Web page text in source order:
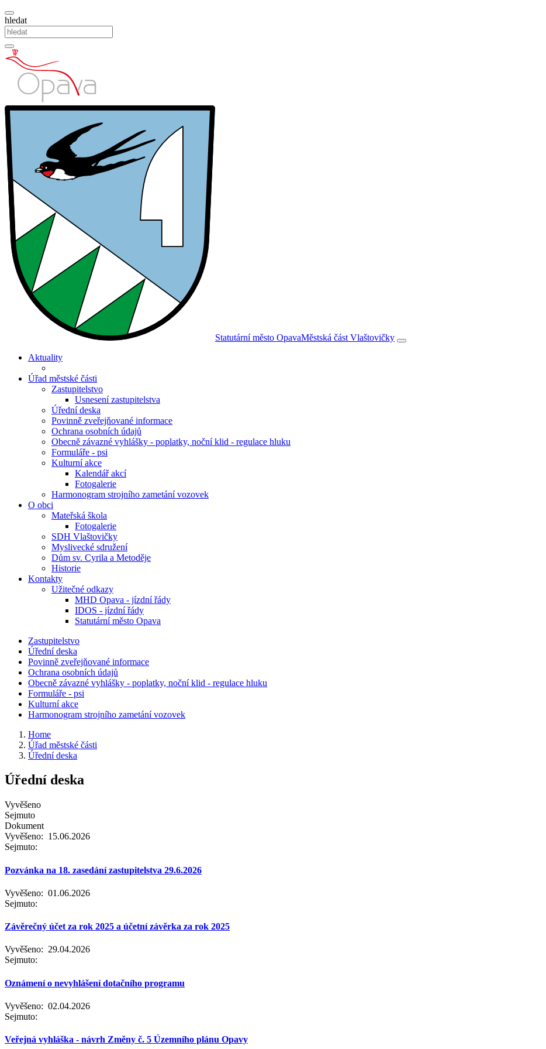
hledat
Statutární město OpavaMěstská část Vlaštovičky
Aktuality
Úřad městské části
Zastupitelstvo
Usnesení zastupitelstva
Úřední deska
Povinně zveřejňované informace
Ochrana osobních údajů
Obecně závazné vyhlášky - poplatky, noční klid - regulace hluku
Formuláře - psi
Kulturní akce
Kalendář akcí
Fotogalerie
Harmonogram strojního zametání vozovek
O obci
Mateřská škola
Fotogalerie
SDH Vlaštovičky
Myslivecké sdružení
Dům sv. Cyrila a Metoděje
Historie
Kontakty
Užitečné odkazy
MHD Opava - jízdní řády
IDOS - jízdní řády
Statutární město Opava
Zastupitelstvo
Úřední deska
Povinně zveřejňované informace
Ochrana osobních údajů
Obecně závazné vyhlášky - poplatky, noční klid - regulace hluku
Formuláře - psi
Kulturní akce
Harmonogram strojního zametání vozovek
Home
Úřad městské části
Úřední deska
Úřední deska
Vyvěšeno
Sejmuto
Dokument
Vyvěšeno: 15.06.2026
Sejmuto:
Pozvánka na 18. zasedání zastupitelstva 29.6.2026
Vyvěšeno: 01.06.2026
Sejmuto:
Závěrečný účet za rok 2025 a účetní závěrka za rok 2025
Vyvěšeno: 29.04.2026
Sejmuto:
Oznámení o nevyhlášení dotačního programu
Vyvěšeno: 02.04.2026
Sejmuto:
Veřejná vyhláška - návrh Změny č. 5 Územního plánu Opavy